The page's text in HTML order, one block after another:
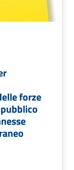
forze